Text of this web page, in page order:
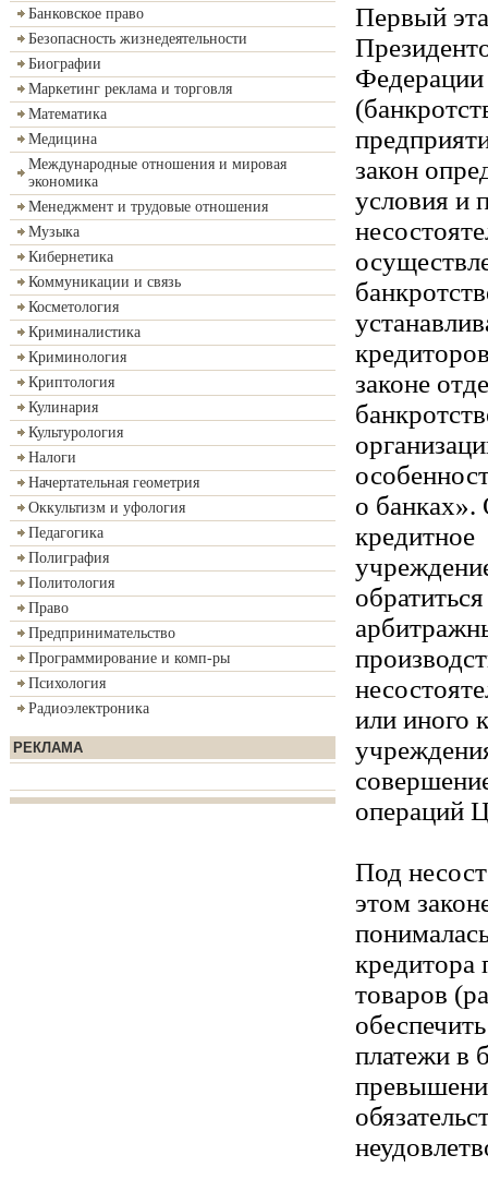
Банковское право
Безопасность жизнедеятельности
Биографии
Маркетинг реклама и торговля
Математика
Медицина
Международные отношения и мировая
экономика
Менеджмент и трудовые отношения
Музыка
Кибернетика
Коммуникации и связь
Косметология
Криминалистика
Криминология
Криптология
Кулинария
Культурология
Налоги
Начертательная геометрия
Оккультизм и уфология
Педагогика
Полиграфия
Политология
Право
Предпринимательство
Программирование и комп-ры
Психология
Радиоэлектроника
РЕКЛАМА
Первый
закон
условия и
законе
о банках».
кредитное
или иного
операций
Под
этом
кредитора
товаров
платежи в